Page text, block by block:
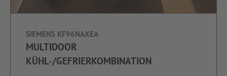
SIEMENS KF96NAXEA
MULTIDOOR
KÜHL-/GEFRIERKOMBINATION